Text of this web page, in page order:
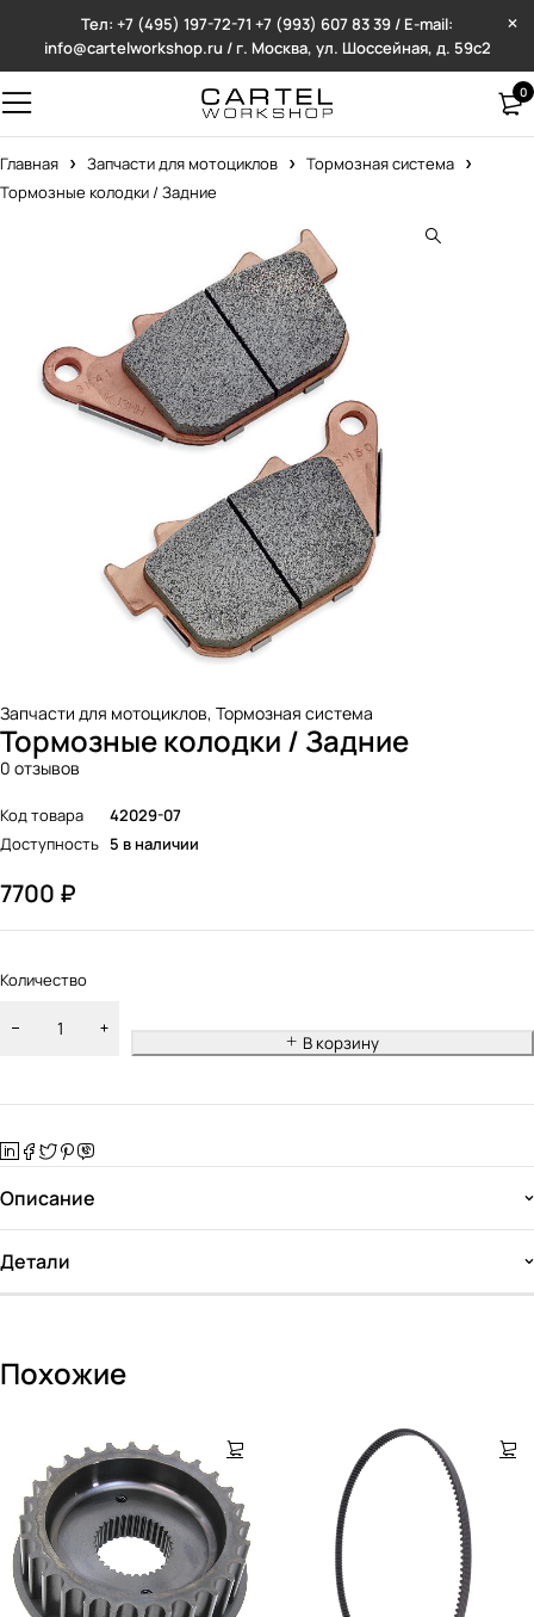
Тел: +7 (495) 197-72-71 +7 (993) 607 83 39 / E-mail:
info@cartelworkshop.ru / г. Москва, ул. Шоссейная, д. 59с2
0
Главная Запчасти для мотоциклов
Тормозная система
Тормозные колодки / Задние
Запчасти для мотоциклов, Тормозная система
Тормозные колодки / Задние
0 отзывов
Код товара
42029-07
Доступность 5 в наличии
7700 ₽
Количество
В корзину
Описание
Детали
Похожие